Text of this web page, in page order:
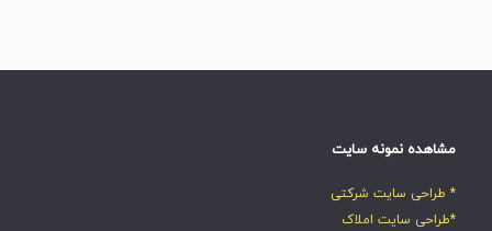
مشاهده نمونه سایت
* طراحی سایت شرکتی
*طراحی سایت املاک